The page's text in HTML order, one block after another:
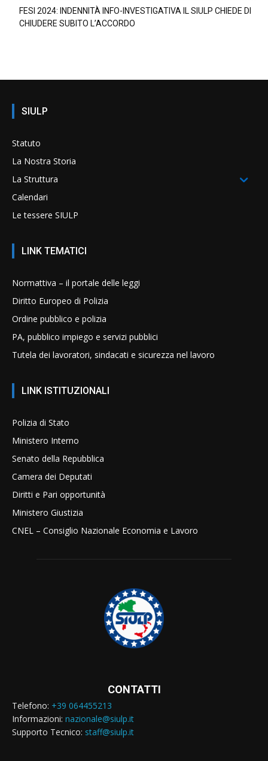
FESI 2024: INDENNITÀ INFO-INVESTIGATIVA IL SIULP CHIEDE DI
CHIUDERE SUBITO L’ACCORDO
SIULP
Statuto
La Nostra Storia
La Struttura
Calendari
Le tessere SIULP
LINK TEMATICI
Normattiva – il portale delle leggi
Diritto Europeo di Polizia
Ordine pubblico e polizia
PA, pubblico impiego e servizi pubblici
Tutela dei lavoratori, sindacati e sicurezza nel lavoro
LINK ISTITUZIONALI
Polizia di Stato
Ministero Interno
Senato della Repubblica
Camera dei Deputati
Diritti e Pari opportunità
Ministero Giustizia
CNEL – Consiglio Nazionale Economia e Lavoro
CONTATTI
Telefono: +39 064455213
Informazioni: nazionale@siulp.it
Supporto Tecnico: staff@siulp.it